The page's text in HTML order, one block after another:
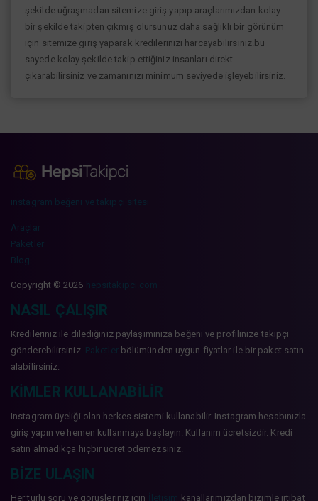
şekilde uğraşmadan sitemize giriş yapıp araçlarımızdan kolay
bir şekilde takipten çıkmış olursunuz daha sağlıklı bir görünüm
için sitemize giriş yaparak kredilerinizi harcayabilirsiniz.bu
sayede kolay şekilde takip ettiğiniz insanları direkt
çıkarabilirsiniz ve zamanınızı minimum seviyede işleyebilirsiniz.
instagram beğeni ve takipçi sitesi
Araçlar
Paketler
Blog
Copyright © 2026 hepsitakipci.com
NASIL ÇALIŞIR
Kredileriniz ile dilediğiniz paylaşımınıza beğeni ve profilinize takipçi
gönderebilirsiniz. Paketler bölümünden uygun fiyatlar ile bir paket satın
alabilirsiniz.
KIMLER KULLANABILIR
Instagram üyeliği olan herkes sistemi kullanabilir. Instagram hesabınızla
giriş yapın ve hemen kullanmaya başlayın. Kullanım ücretsizdir. Kredi
satın almadıkça hiçbir ücret ödemezsiniz.
BIZE ULAŞIN
Her türlü soru ve görüşleriniz için kanallarımızdan bizimle irtibat